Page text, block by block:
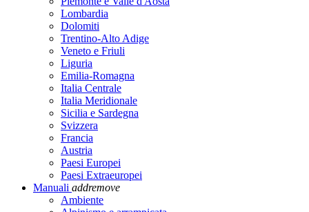
Lombardia
Dolomiti
Trentino-Alto Adige
Veneto e Friuli
Liguria
Emilia-Romagna
Italia Centrale
Italia Meridionale
Sicilia e Sardegna
Svizzera
Francia
Austria
Paesi Europei
Paesi Extraeuropei
Manuali addremove
Ambiente